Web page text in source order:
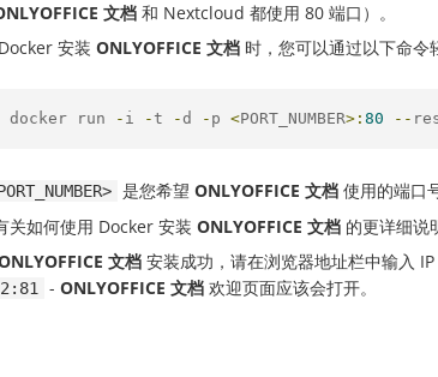
文档 和 Nextcloud 都使用 80 端口）。
安装 ONLYOFFICE 文档 时，您可以通过以下命令
docker run - i -t -d - p <PORT_NUMBER>: 80 --
是您希望 ONLYOFFICE 文档 使用的端口
关如何使用 Docker 安装 ONLYOFFICE 文档 的更详细说
文档 安装成功，请在浏览器地址栏中输入
- ONLYOFFICE 文档 欢迎页面应该会打开。